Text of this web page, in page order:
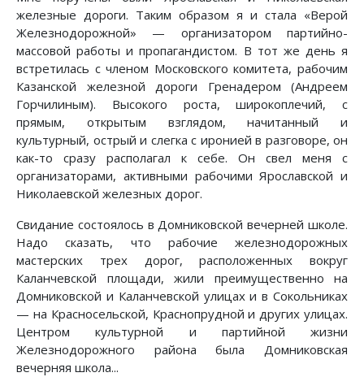
железные дороги. Таким образом я и стала «Верой
Железнодорожной» — организатором партийно-
массовой работы и пропагандистом. В тот же день я
встретилась с членом Московского комитета, рабочим
Казанской железной дороги Гренадером (Андреем
Горчилиным). Высокого роста, широкоплечий, с
прямым, открытым взглядом, начитанный и
культурный, острый и слегка с иронией в разговоре, он
как-то сразу располагал к себе. Он свел меня с
организаторами, активными рабочими Ярославской и
Николаевской железных дорог.
Свидание состоялось в Домниковской вечерней школе.
Надо сказать, что рабочие железнодорожных
мастерских трех дорог, расположенных вокруг
Каланчевской площади, жили преимущественно на
Домниковской и Каланчевской улицах и в Сокольниках
— на Красносельской, Краснопрудной и других улицах.
Центром культурной и партийной жизни
Железнодорожного района была Домниковская
вечерняя школа...